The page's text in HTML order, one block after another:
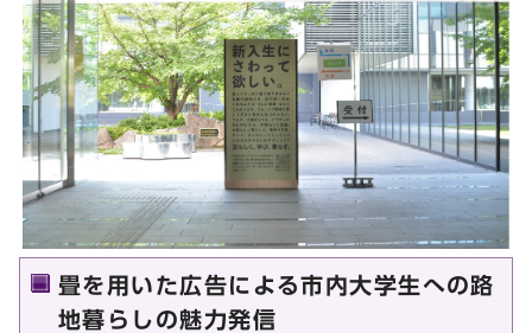
畳を用いた広告による市内大学生への路
地暮らしの魅力発信